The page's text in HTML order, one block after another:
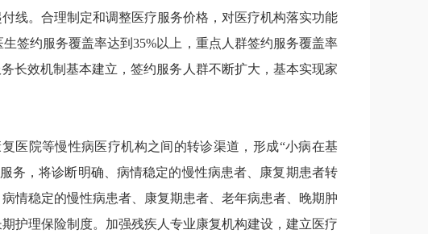
线。合理制定和调整医疗服务价格，对医疗机构落实功能
生签约服务覆盖率达到35%以上，重点人群签约服务覆盖率
长效机制基本建立，签约服务人群不断扩大，基本实现家
医院等慢性病医疗机构之间的转诊渠道，形成“小病在基
务，将诊断明确、病情稳定的慢性病患者、康复期患者转
情稳定的慢性病患者、康复期患者、老年病患者、晚期肿
护理保险制度。加强残疾人专业康复机构建设，建立医疗